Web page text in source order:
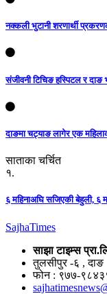
नक्कली भुटानी शरणार्थी
संजीवनी टिचिङ हस्पिटल र दाङ
दाङमा चट्याङ लागेर एक
साताका चर्चित
१.
६ महिनाअघि सजिएकी बेहुली, ६
SajhaTimes
साझा टाइम्स
तुलसीपुर -६ , दाङ
फोन : ९७७-